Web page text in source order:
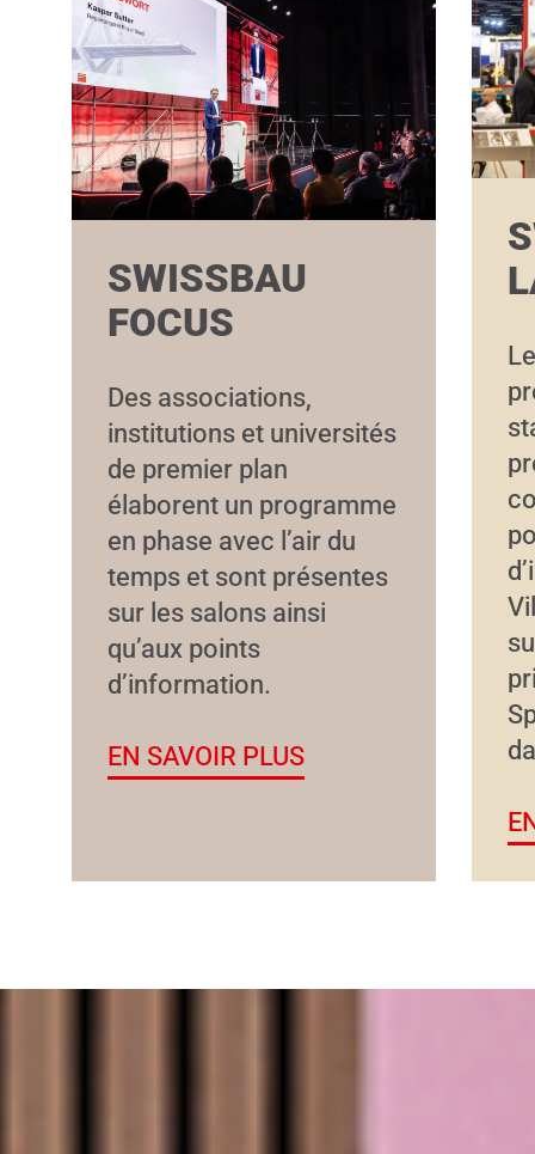
SWISSBAU
FOCUS
Des associations,
institutions et universités
de premier plan
élaborent un programme
en phase avec l’air du
temps et sont présentes
sur les salons ainsi
qu’aux points
d’information.
EN SAVOIR PLUS